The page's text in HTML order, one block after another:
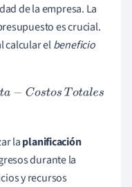
de la empresa. La
es crucial.
calcular elbeneficio
−C os osTotales
laplanificación
durante la
y recursos